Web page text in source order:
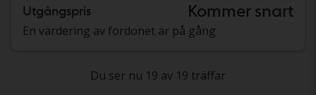
Utgångspris Kommer snart
En värdering av fordonet är på gång
Du ser nu 19 av 19 träffar